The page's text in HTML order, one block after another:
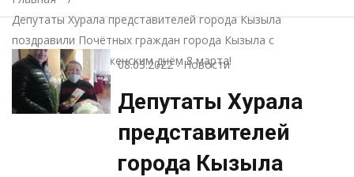
Депутаты Хурала представителей города Кызыла
поздравили Почётных граждан города Кызыла с
Международным женским днём 8 марта!
08.03.2022- Новости
Депутаты Хурала
представителей
города Кызыла